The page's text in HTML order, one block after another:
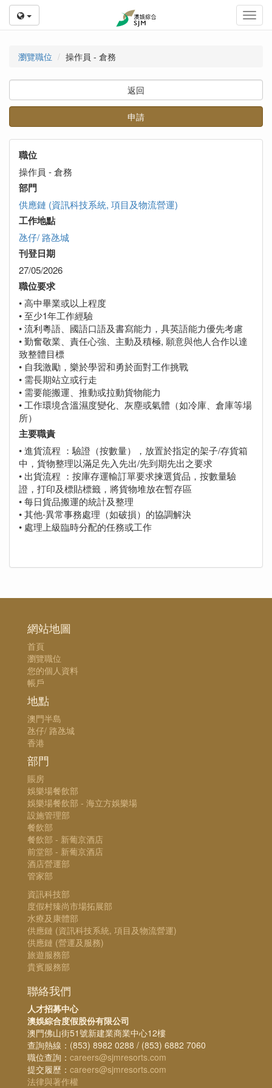
瀏覽職位 操作員 - 倉務
返回
申請
職位
操作員 - 倉務
部門
供應鏈 (資訊科技系統, 項目及物流營運)
工作地點
氹仔/ 路氹城
刊登日期
27/05/2026
職位要求
• 高中畢業或以上程度
• 至少1年工作經驗
• 流利粵語、國語口語及書寫能力，具英語能力優先考慮
• 勤奮敬業、責任心強、主動及積極, 願意與他人合作以達
致整體目標
• 自我激勵，樂於學習和勇於面對工作挑戰
• 需長期站立或行走
• 需要能搬運、推動或拉動貨物能力
• 工作環境含溫濕度變化、灰塵或氣體（如冷庫、倉庫等場
所）
主要職責
• 進貨流程 ：驗證（按數量），放置於指定的架子/存貨箱
中，貨物整理以滿足先入先出/先到期先出之要求
• 出貨流程 ：按庫存運輸訂單要求揀選貨品，按數量驗
證，打印及標貼標籤，將貨物堆放在暫存區
• 每日貨品搬運的統計及整理
• 其他-異常事務處理（如破損）的協調解決
• 處理上級臨時分配的任務或工作
網站地圖
首頁
瀏覽職位
您的個人資料
帳戶
地點
澳門半島
氹仔/ 路氹城
香港
部門
賬房
娛樂場餐飲部
娛樂場餐飲部 - 海立方娛樂場
設施管理部
餐飲部
餐飲部 - 新葡京酒店
前堂部 - 新葡京酒店
酒店營運部
管家部
資訊科技部
度假村臻尚市場拓展部
水療及康體部
供應鏈 (資訊科技系統, 項目及物流營運)
供應鏈 (營運及服務)
旅遊服務部
貴賓服務部
聯絡我們
人才招募中心
澳娛綜合度假股份有限公司
澳門佛山街51號新建業商業中心12樓
查詢熱線：(853) 8982 0288 / (853) 6882 7060
職位查詢： careers@sjmresorts.com
提交履歷： careers@sjmresorts.com
法律與著作權